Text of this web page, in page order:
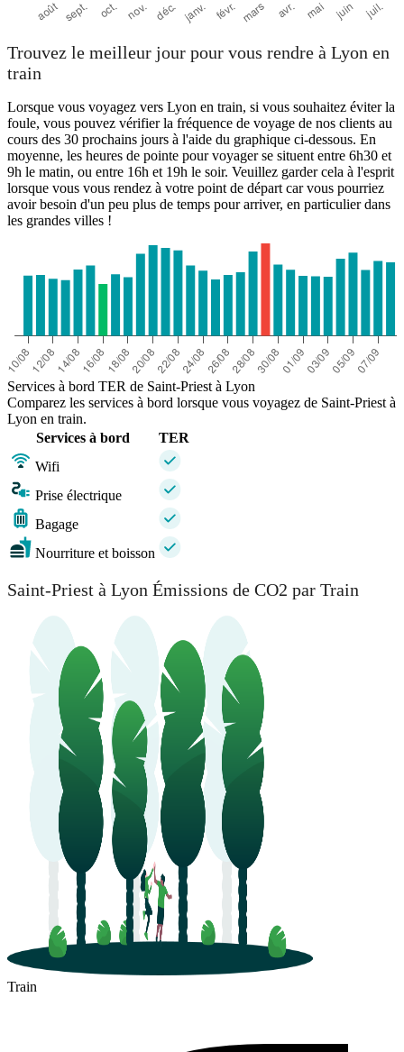
Trouvez le meilleur jour pour vous rendre à Lyon en
train
Lorsque vous voyagez vers Lyon en train, si vous souhaitez éviter la
foule, vous pouvez vérifier la fréquence de voyage de nos clients au
cours des 30 prochains jours à l'aide du graphique ci-dessous. En
moyenne, les heures de pointe pour voyager se situent entre 6h30 et
9h le matin, ou entre 16h et 19h le soir. Veuillez garder cela à l'esprit
lorsque vous vous rendez à votre point de départ car vous pourriez
avoir besoin d'un peu plus de temps pour arriver, en particulier dans
les grandes villes !
Services à bord TER de Saint-Priest à Lyon
Comparez les services à bord lorsque vous voyagez de Saint-Priest à
Lyon en train.
Services à bord
TER
Wifi
Prise électrique
Bagage
Nourriture et boisson
Saint-Priest à Lyon Émissions de CO2 par Train
Train